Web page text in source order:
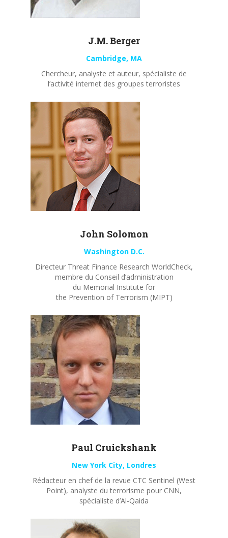
J.M. Berger
Cambridge, MA
Chercheur, analyste et auteur, spécialiste de
l’activité internet des groupes terroristes
John Solomon
Washington D.C.
Directeur Threat Finance Research WorldCheck,
membre du Conseil d’administration
du Memorial Institute for
the Prevention of Terrorism (MIPT)
Paul Cruickshank
New York City, Londres
Rédacteur en chef de la revue CTC Sentinel (West
Point), analyste du terrorisme pour CNN,
spécialiste d’Al-Qaida